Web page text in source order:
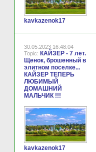
kavkazenok17
30.05.2023 16:48:04
Topic: КАЙЗЕР - 7 лет.
Щенок, брошенный в
элитном поселке...
КАЙЗЕР ТЕПЕРЬ
ЛЮБИМЫЙ
ДОМАШНИЙ
МАЛЬЧИК !!!
kavkazenok17